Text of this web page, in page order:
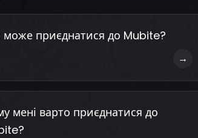
може приєднатися до Mubite?
→
мені варто приєднатися до